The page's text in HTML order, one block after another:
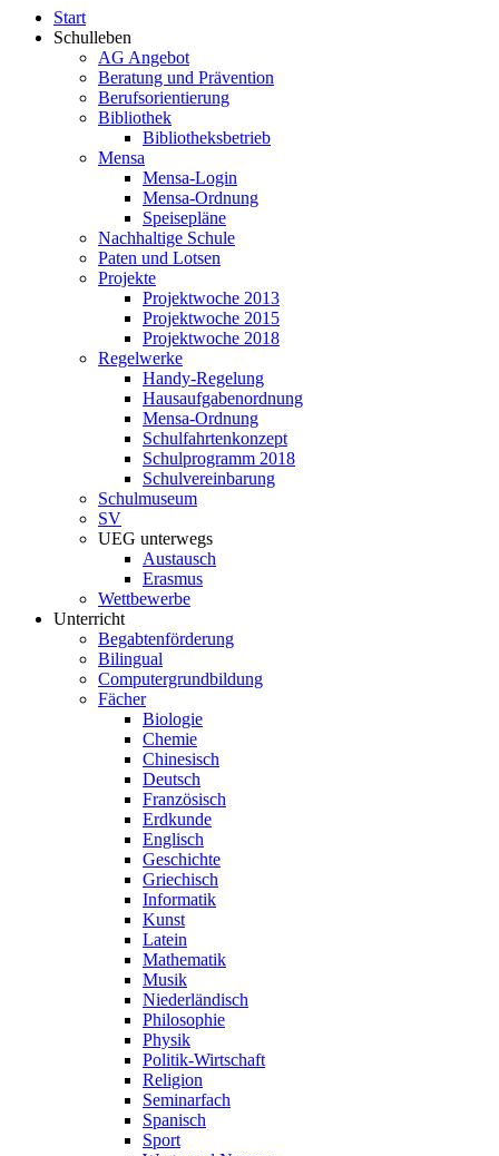
Start
Schulleben
AG Angebot
Beratung und Prävention
Berufsorientierung
Bibliothek
Bibliotheksbetrieb
Mensa
Mensa-Login
Mensa-Ordnung
Speisepläne
Nachhaltige Schule
Paten und Lotsen
Projekte
Projektwoche 2013
Projektwoche 2015
Projektwoche 2018
Regelwerke
Handy-Regelung
Hausaufgabenordnung
Mensa-Ordnung
Schulfahrtenkonzept
Schulprogramm 2018
Schulvereinbarung
Schulmuseum
SV
UEG unterwegs
Austausch
Erasmus
Wettbewerbe
Unterricht
Begabtenförderung
Bilingual
Computergrundbildung
Fächer
Biologie
Chemie
Chinesisch
Deutsch
Französisch
Erdkunde
Englisch
Geschichte
Griechisch
Informatik
Kunst
Latein
Mathematik
Musik
Niederländisch
Philosophie
Physik
Politik-Wirtschaft
Religion
Seminarfach
Spanisch
Sport